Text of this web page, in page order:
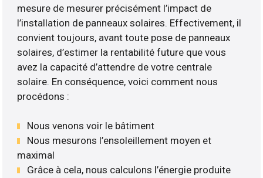
mesure de mesurer précisément l’impact de
l’installation de panneaux solaires. Effectivement, il
convient toujours, avant toute pose de panneaux
solaires, d’estimer la rentabilité future que vous
avez la capacité d’attendre de votre centrale
solaire. En conséquence, voici comment nous
procédons :
Nous venons voir le bâtiment
Nous mesurons l’ensoleillement moyen et
maximal
Grâce à cela, nous calculons l’énergie produite